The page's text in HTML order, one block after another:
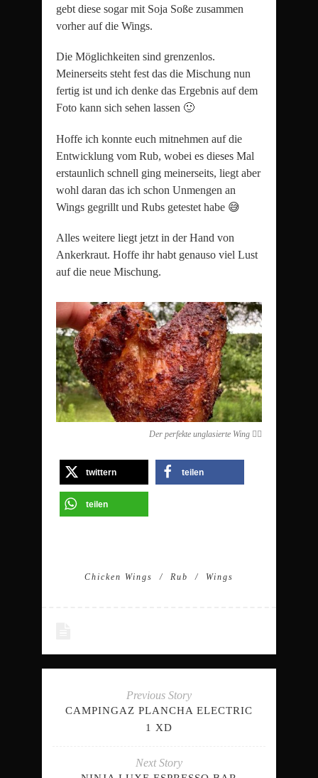
gebt diese sogar mit Soja Soße zusammen
vorher auf die Wings.
Die Möglichkeiten sind grenzenlos.
Meinerseits steht fest das die Mischung nun
fertig ist und ich denke das Ergebnis auf dem
Foto kann sich sehen lassen 🙂
Hoffe ich konnte euch mitnehmen auf die
Entwicklung vom Rub, wobei es dieses Mal
erstaunlich schnell ging meinerseits, liegt aber
wohl daran das ich schon Unmengen an
Wings gegrillt und Rubs getestet habe 😅
Alles weitere liegt jetzt in der Hand von
Ankerkraut. Hoffe ihr habt genauso viel Lust
auf die neue Mischung.
Der perfekte unglasierte Wing 👌🏻
twittern teilen
teilen
Chicken Wings Rub Wings
Previous Story
CAMPINGAZ PLANCHA ELECTRIC
1 XD
Next Story